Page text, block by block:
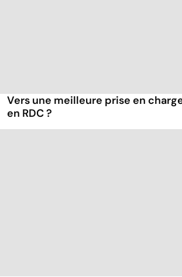
Vers une meilleure prise en
en RDC ?